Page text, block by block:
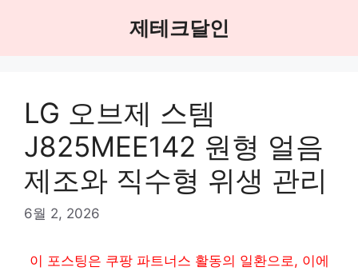
제테크달인
LG 오브제 스템
J825MEE142 원형 얼음
제조와 직수형 위생 관리
6월 2, 2026
이 포스팅은 쿠팡 파트너스 활동의 일환으로, 이에